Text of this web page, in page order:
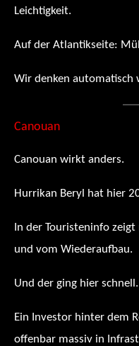
Leichtigkeit.
Auf der Atlantikseite:
Wir denken automatisch
Canouan
Canouan wirkt anders.
Hurrikan Beryl hat hier
In der Touristeninfo
und vom Wiederaufbau.
Und der ging hier
Ein Investor hinter dem
offenbar massiv in